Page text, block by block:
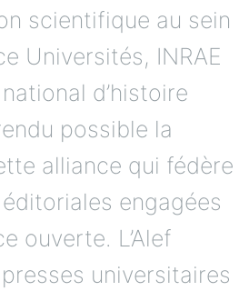
scientifique au sein
Universités, INRAE
d’histoire
possible la
alliance qui fédère
engagées
ouverte. L’Alef
universitaires